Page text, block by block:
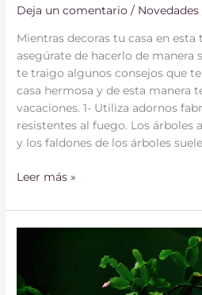
Deja un comentario / Novedades
Mientras decoras tu casa en esta
asegúrate de hacerlo de manera
te traigo algunos consejos que
casa hermosa y de esta manera
vacaciones. 1- Utiliza adornos
resistentes al fuego. Los árboles
y los faldones de los árboles
Leer más »
sembrar